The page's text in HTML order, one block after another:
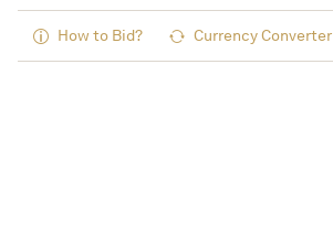
How to Bid? Currency Converter